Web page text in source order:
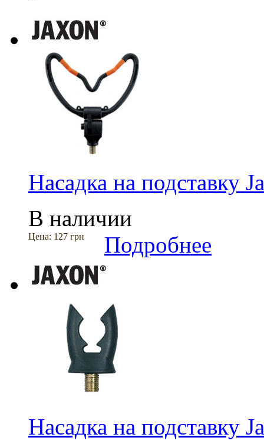
Насадка на подставку
В наличии
Цена: 127 грн Подробнее
Насадка на подставку